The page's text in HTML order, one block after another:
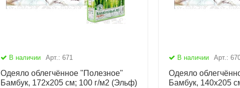
В наличии Арт.: 671
Одеяло облегчённое "Полезное"
Бамбук, 172х205 см; 100 г/м2 (Эльф)
В наличии Арт.:
Одеяло
Бамбук, 140х205